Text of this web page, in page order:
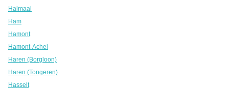
Halmaal
Ham
Hamont
Hamont-Achel
Haren (Borgloon)
Haren (Tongeren)
Hasselt